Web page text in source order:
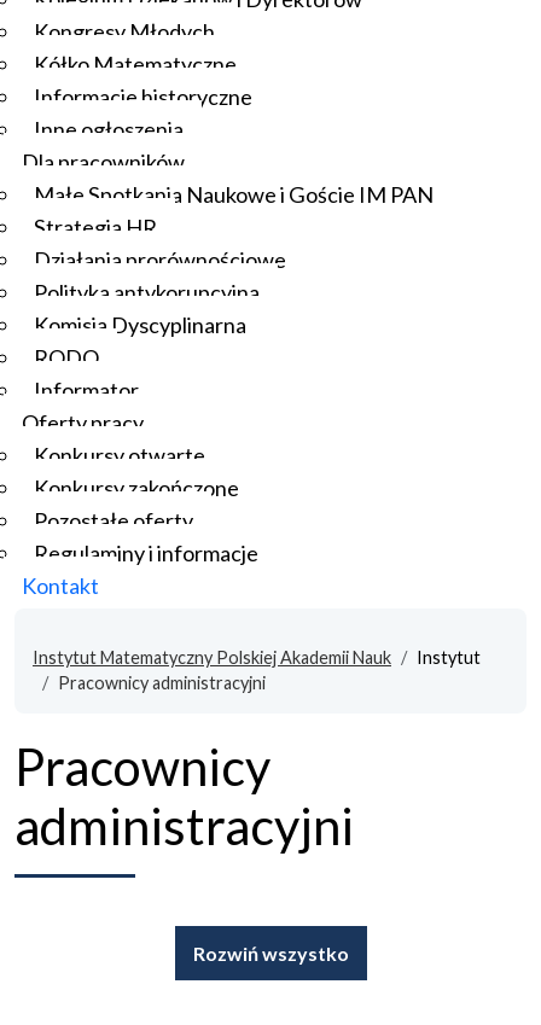
Kongresy Młodych
Kółko Matematyczne
Informacje historyczne
Inne ogłoszenia
Dla pracowników
Małe Spotkania Naukowe i Goście IM PAN
Strategia HR
Działania prorównościowe
Polityka antykorupcyjna
Komisja Dyscyplinarna
RODO
Informator
Oferty pracy
Konkursy otwarte
Konkursy zakończone
Pozostałe oferty
Regulaminy i informacje
Kontakt
Instytut Matematyczny Polskiej Akademii Nauk
Instytut
Pracownicy administracyjni
Pracownicy
administracyjni
Rozwiń wszystko